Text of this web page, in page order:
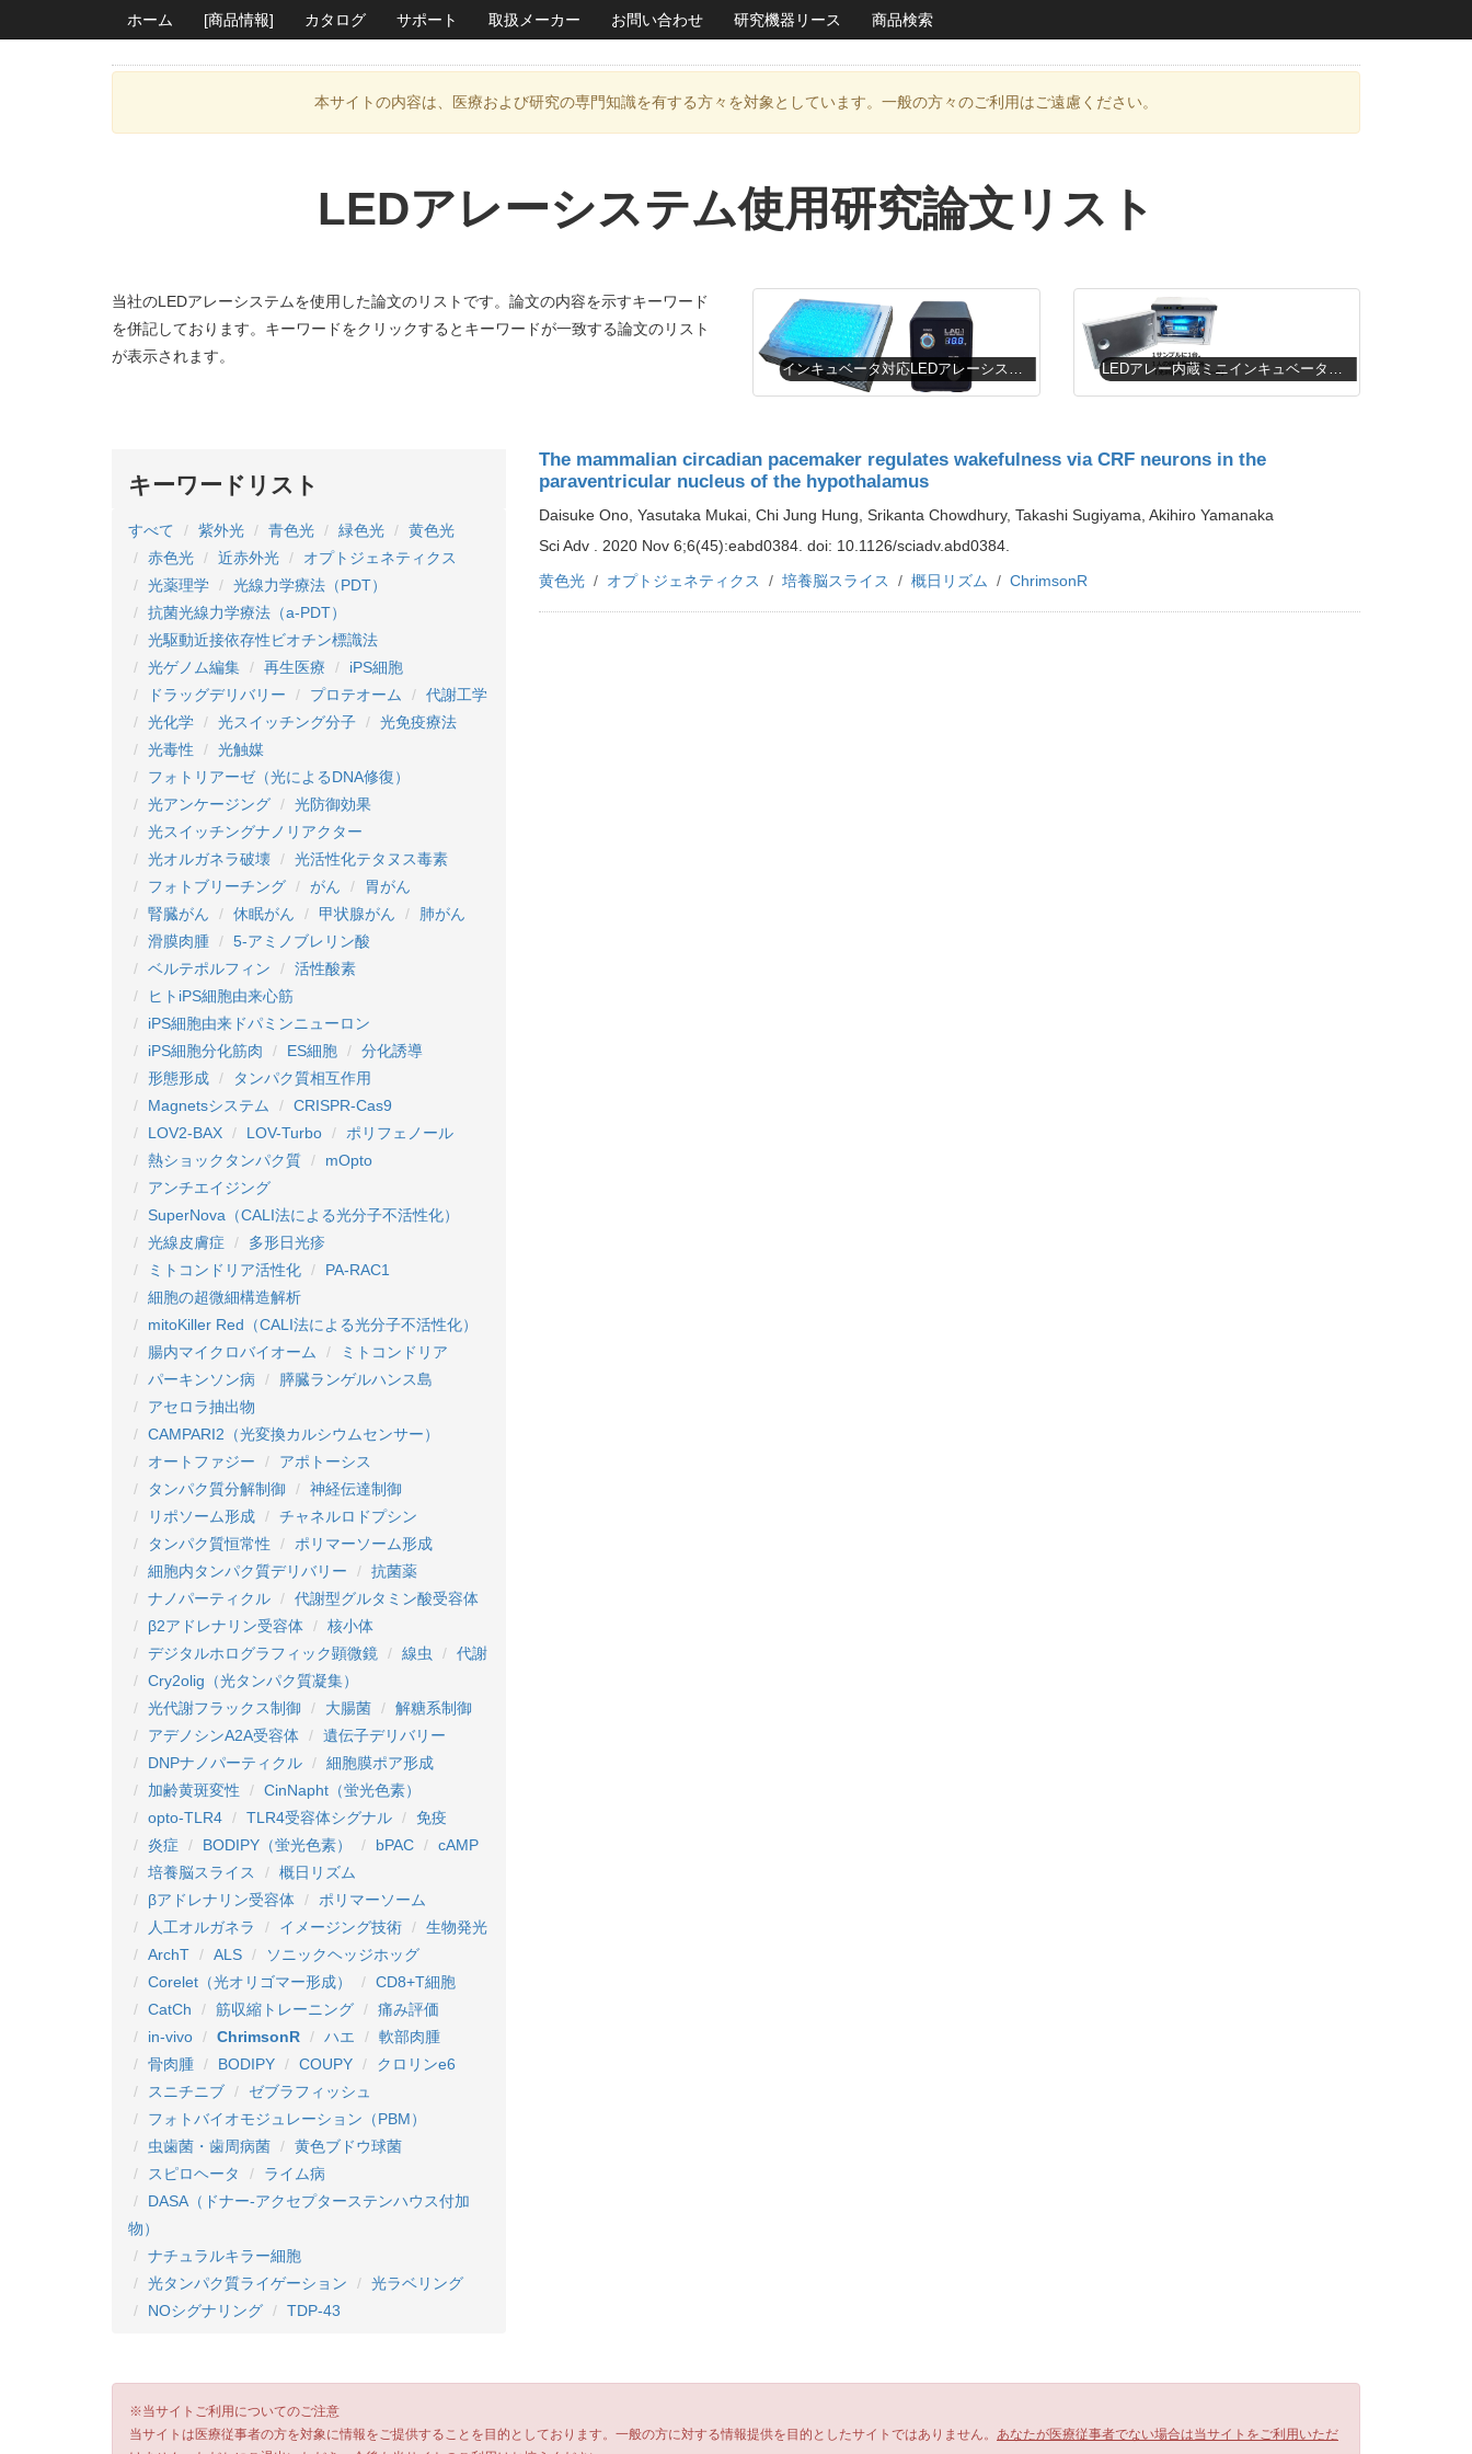
ホーム [商品情報] カタログ サポート 取扱メーカー お問い合わせ 研究機器リース 商品検索
本サイトの内容は、医療および研究の専門知識を有する方々を対象としています。一般の方々のご利用はご遠慮ください。
LEDアレーシステム使用研究論文リスト
当社のLEDアレーシステムを使用した論文のリストです。論文の内容を示すキーワード
を併記しております。キーワードをクリックするとキーワードが一致する論文のリスト
が表示されます。
キーワードリスト
すべて 紫外光 青色光 緑色光
黄色光
赤色光
近赤外光
オプトジェネティクス
光薬理学
光線力学療法（PDT）
抗菌光線力学療法（a-PDT）
光駆動近接依存性ビオチン標識法
光ゲノム編集
再生医療
iPS細胞
ドラッグデリバリー
プロテオーム
代謝工学
光化学
光スイッチング分子
光免疫療法
光毒性
光触媒
フォトリアーゼ（光によるDNA修復）
光アンケージング
光防御効果
光スイッチングナノリアクター
光オルガネラ破壊
光活性化テタヌス毒素
フォトブリーチング
がん
胃がん
腎臓がん
休眠がん 甲状腺がん
肺がん
滑膜肉腫
5-アミノブレリン酸
ベルテポルフィン
活性酸素
ヒトiPS細胞由来心筋
iPS細胞由来ドパミンニューロン
iPS細胞分化筋肉
ES細胞
分化誘導
形態形成
タンパク質相互作用
Magnetsシステム
CRISPR-Cas9
LOV2-BAX
LOV-Turbo
ポリフェノール
熱ショックタンパク質
mOpto
アンチエイジング
SuperNova（CALI法による光分子不活性化）
光線皮膚症
多形日光疹
ミトコンドリア活性化
PA-RAC1
細胞の超微細構造解析
mitoKiller Red（CALI法による光分子不活性化）
腸内マイクロバイオーム
ミトコンドリア
パーキンソン病
膵臓ランゲルハンス島
アセロラ抽出物
CAMPARI2（光変換カルシウムセンサー）
オートファジー
アポトーシス
タンパク質分解制御
神経伝達制御
リポソーム形成
チャネルロドプシン
タンパク質恒常性
ポリマーソーム形成
細胞内タンパク質デリバリー
抗菌薬
ナノパーティクル
代謝型グルタミン酸受容体
β2アドレナリン受容体
核小体
デジタルホログラフィック顕微鏡
線虫
代謝
Cry2olig（光タンパク質凝集）
光代謝フラックス制御
大腸菌
解糖系制御
アデノシンA2A受容体
遺伝子デリバリー
DNPナノパーティクル
細胞膜ポア形成
加齢黄斑変性
CinNapht（蛍光色素）
opto-TLR4
TLR4受容体シグナル
免疫
炎症
BODIPY（蛍光色素） bPAC
cAMP
培養脳スライス
概日リズム
βアドレナリン受容体
ポリマーソーム
人工オルガネラ
イメージング技術
生物発光
ArchT
ALS
ソニックヘッジホッグ
Corelet（光オリゴマー形成）
CD8+T細胞
CatCh
筋収縮トレーニング
痛み評価
in-vivo
ChrimsonR ハエ
軟部肉腫
骨肉腫
BODIPY COUPY
クロリンe6
スニチニブ
ゼブラフィッシュ
フォトバイオモジュレーション（PBM）
虫歯菌・歯周病菌
黄色ブドウ球菌
スピロヘータ
ライム病
DASA（ドナー-アクセプターステンハウス付加
物）
ナチュラルキラー細胞
光タンパク質ライゲーション
光ラベリング
NOシグナリング
TDP-43
The mammalian circadian pacemaker regulates wakefulness via CRF neurons in the
paraventricular nucleus of the hypothalamus
Daisuke Ono, Yasutaka Mukai, Chi Jung Hung, Srikanta Chowdhury, Takashi Sugiyama, Akihiro Yamanaka
Sci Adv . 2020 Nov 6;6(45):eabd0384. doi: 10.1126/sciadv.abd0384.
黄色光
オプトジェネティクス 培養脳スライス 概日リズム ChrimsonR
※当サイトご利用についてのご注意
当サイトは医療従事者の方を対象に情報をご提供することを目的としております。一般の方に対する情報提供を目的としたサイトではありません。 あなたが医療従事者でない場合は当サイトをご利用いただ